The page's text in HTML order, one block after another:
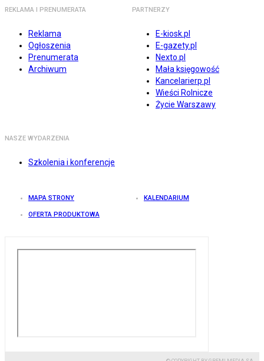
REKLAMA I PRENUMERATA
Reklama
Ogłoszenia
Prenumerata
Archiwum
PARTNERZY
E-kiosk.pl
E-gazety.pl
Nexto.pl
Mała księgowość
Kancelarierp.pl
Wieści Rolnicze
Życie Warszawy
NASZE WYDARZENIA
Szkolenia i konferencje
MAPA STRONY KALENDARIUM
OFERTA PRODUKTOWA